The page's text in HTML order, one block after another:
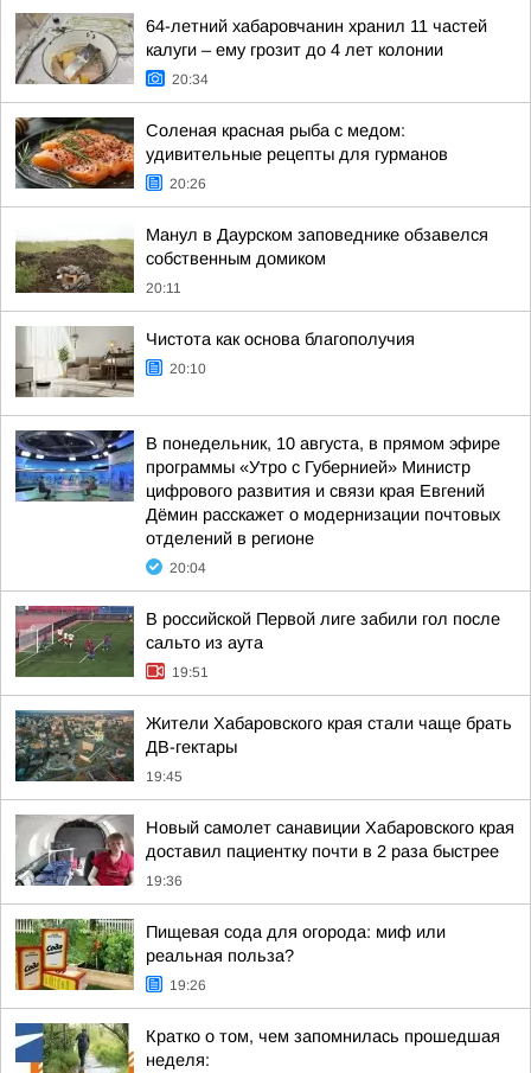
64-летний хабаровчанин хранил 11 частей
калуги – ему грозит до 4 лет колонии
20:34
Соленая красная рыба с медом:
удивительные рецепты для гурманов
20:26
Манул в Даурском заповеднике обзавелся
собственным домиком
20:11
Чистота как основа благополучия
20:10
В понедельник, 10 августа, в прямом эфире
программы «Утро с Губернией» Министр
цифрового развития и связи края Евгений
Дёмин расскажет о модернизации почтовых
отделений в регионе
20:04
В российской Первой лиге забили гол после
сальто из аута
19:51
Жители Хабаровского края стали чаще брать
ДВ-гектары
19:45
Новый самолет санавиции Хабаровского края
доставил пациентку почти в 2 раза быстрее
19:36
Пищевая сода для огорода: миф или
реальная польза?
19:26
Кратко о том, чем запомнилась прошедшая
неделя: